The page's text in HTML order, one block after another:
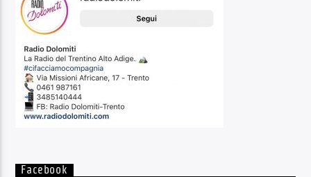
Facebook